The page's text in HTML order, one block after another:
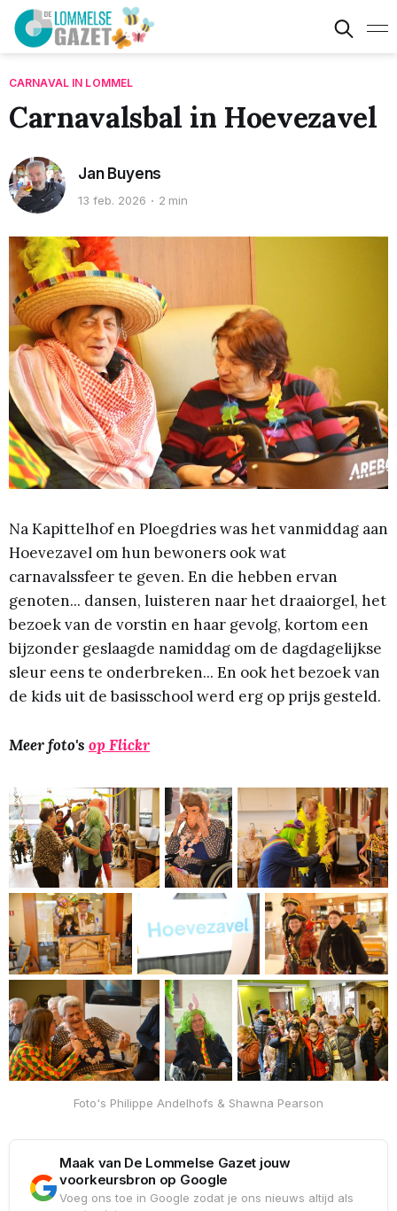
CARNAVAL IN LOMMEL
Carnavalsbal in Hoevezavel
Jan Buyens
13 feb. 2026 2 min
Na Kapittelhof en Ploegdries was het vanmiddag aan
Hoevezavel om hun bewoners ook wat
carnavalssfeer te geven. En die hebben ervan
genoten... dansen, luisteren naar het draaiorgel, het
bezoek van de vorstin en haar gevolg, kortom een
bijzonder geslaagde namiddag om de dagdagelijkse
sleur eens te onderbreken... En ook het bezoek van
de kids uit de basisschool werd erg op prijs gesteld.
Meer foto's op Flickr
Foto's Philippe Andelhofs & Shawna Pearson
Maak van De Lommelse Gazet jouw
voorkeursbron op Google
Voeg ons toe in Google zodat je ons nieuws altijd als